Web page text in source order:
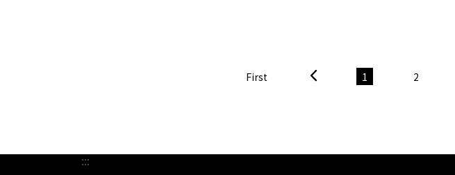
法第 95 條違反維持法庭秩序命令等
暴。（圖／項程鎮攝）檢察官另審
當庭逮捕，並依刑事訴訟法第 101
First 1 2
:::